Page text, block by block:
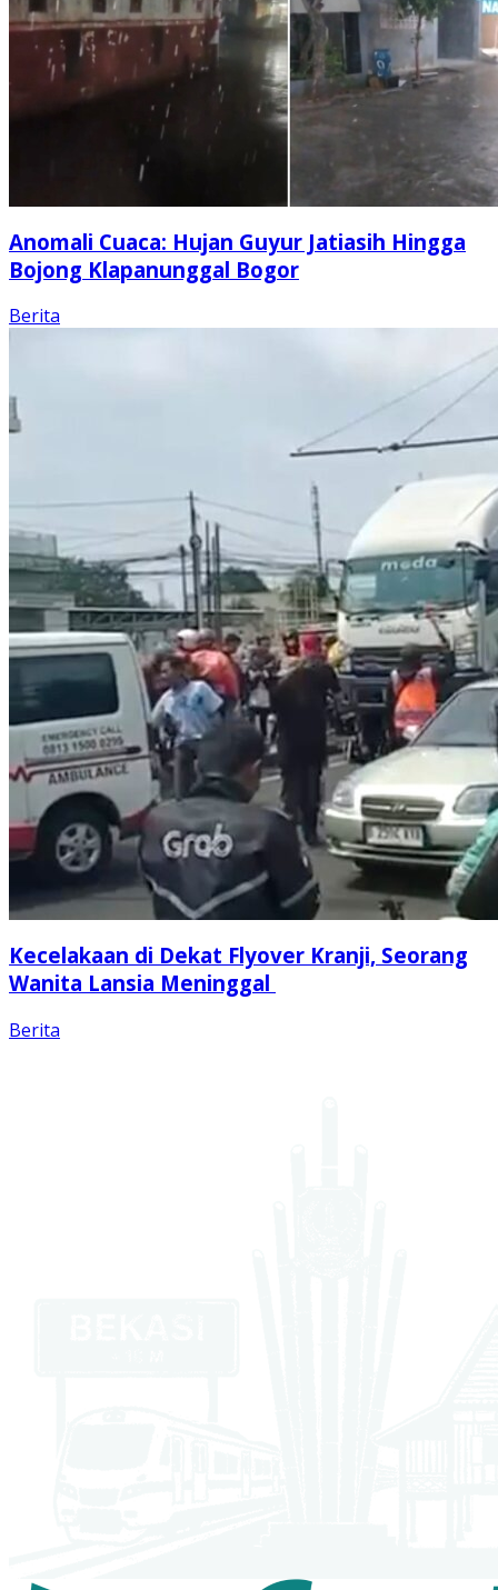
Anomali Cuaca: Hujan Guyur Jatiasih Hingga
Bojong Klapanunggal Bogor
Berita
Kecelakaan di Dekat Flyover Kranji, Seorang
Wanita Lansia Meninggal
Berita